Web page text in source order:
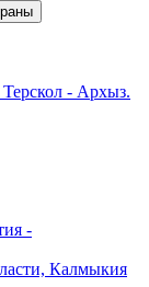
Терскол - Архыз.
-
Калмыкия